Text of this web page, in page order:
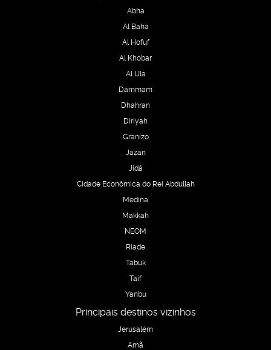
Abha
Al Baha
Al Hofuf
Al Khobar
Al Ula
Dammam
Dhahran
Diriyah
Granizo
Jazan
Jidá
Cidade Econômica do Rei Abdullah
Medina
Makkah
NEOM
Riade
Tabuk
Taif
Yanbu
Principais destinos vizinhos
Jerusalém
Amã